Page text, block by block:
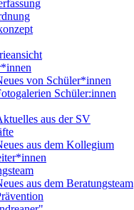
von Schüler*innen
Schüler:innen
aus der SV
aus dem Kollegium
aus dem Beratungsteam